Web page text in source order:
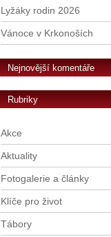
Lyžáky rodin 2026
Vánoce v Krkonoších
Nejnovější komentáře
Rubriky
Akce
Aktuality
Fotogalerie a články
Klíče pro život
Tábory